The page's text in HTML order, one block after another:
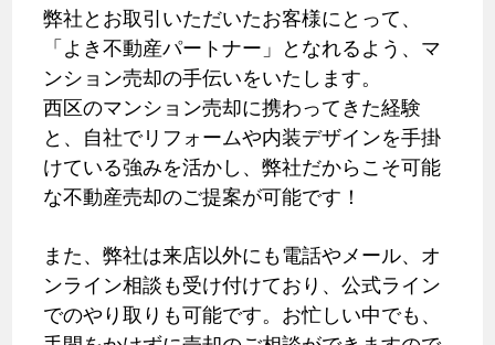
弊社とお取引いただいたお客様にとって、
「よき不動産パートナー」となれるよう、マ
ンション売却の手伝いをいたします。
西区のマンション売却に携わってきた経験
と、自社でリフォームや内装デザインを手掛
けている強みを活かし、弊社だからこそ可能
な不動産売却のご提案が可能です！
また、弊社は来店以外にも電話やメール、オ
ンライン相談も受け付けており、公式ライン
でのやり取りも可能です。お忙しい中でも、